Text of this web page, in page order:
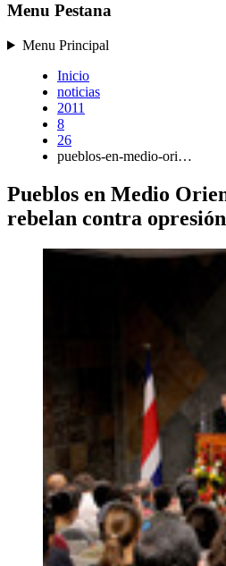
Menu Pestana
Menu Principal
Inicio
noticias
2011
8
26
pueblos-en-medio-ori…
Pueblos en Medio
rebelan contra